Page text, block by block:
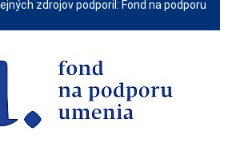
zdrojov podporil: Fond na podporu